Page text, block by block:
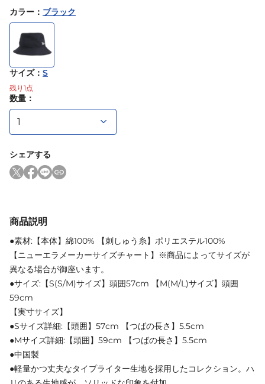
カラー ： ブラック
サイズ： S
残り 1 点
数量：
シェアする
商品説明
●素材:【本体】綿100% 【刺しゅう糸】ポリエステル100%
【ニューエラメーカーサイズチャート】※商品によってサイズが
異なる場合が御座います。
●サイズ:【S(S/M)サイズ】頭囲57cm 【M(M/L)サイズ】頭囲
59cm
【実寸サイズ】
●Sサイズ詳細:【頭囲】57cm 【つばの長さ】5.5cm
●Mサイズ詳細:【頭囲】59cm 【つばの長さ】5.5cm
●中国製
●軽量かつ丈夫なタイプライター生地を採用したコレクション。ハ